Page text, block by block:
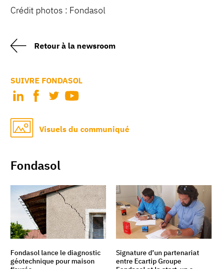
Crédit photos : Fondasol
Retour à la newsroom
SUIVRE FONDASOL
Visuels du communiqué
Fondasol
Fondasol lance le diagnostic
géotechnique pour maison
Signature d’un partenariat
entre Ecartip Groupe